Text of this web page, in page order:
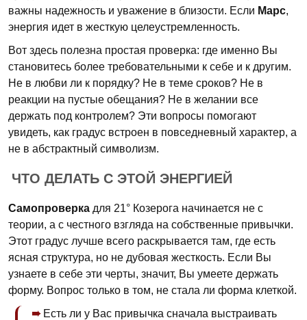
важны надежность и уважение в близости. Если Марс,
энергия идет в жесткую целеустремленность.
Вот здесь полезна простая проверка: где именно Вы
становитесь более требовательными к себе и к другим.
Не в любви ли к порядку? Не в теме сроков? Не в
реакции на пустые обещания? Не в желании все
держать под контролем? Эти вопросы помогают
увидеть, как градус встроен в повседневный характер, а
не в абстрактный символизм.
ЧТО ДЕЛАТЬ С ЭТОЙ ЭНЕРГИЕЙ
Самопроверка для 21° Козерога начинается не с
теории, а с честного взгляда на собственные привычки.
Этот градус лучше всего раскрывается там, где есть
ясная структура, но не дубовая жесткость. Если Вы
узнаете в себе эти черты, значит, Вы умеете держать
форму. Вопрос только в том, не стала ли форма клеткой.
Есть ли у Вас привычка сначала выстраивать